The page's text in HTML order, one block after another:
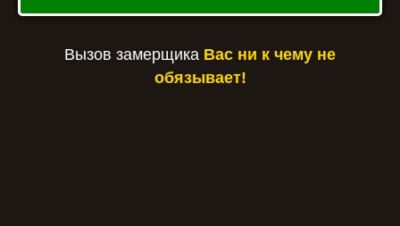
Вызов замерщика Вас ни к чему не
обязывает!